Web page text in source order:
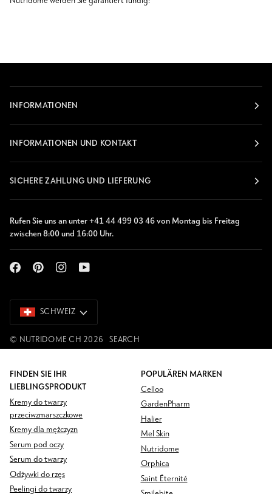
INFORMATIONEN
INFORMATIONEN UND KONTAKT
SICHERE ZAHLUNG UND LIEFERUNG
Rufen Sie uns an unter +41 44 499 03 46 von Montag bis Freitag
zwischen 8:00 und 16:00 Uhr.
SCHWEIZ
SCHWEIZ
© NUTRIDOME CH 2026 SEARCH
FINDEN SIE IHR
LIEBLINGSPRODUKT
Kremy do twarzy
przeciwzmarszczkowe
Kremy dla mężczyzn
Serum pod oczy
Serum do twarzy
Odżywki do rzęs
Peelingi do twarzy
POPULÄREN MARKEN
Celloo
GardenPharm
Halier
Mel Skin
Nutridome
Orphica
Saint Éternité